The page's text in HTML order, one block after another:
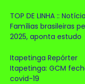
TOP DE LINHA ::
Famílias brasileiras
2025, aponta estudo
Itapetinga Repórter
Itapetinga: GCM
covid-19